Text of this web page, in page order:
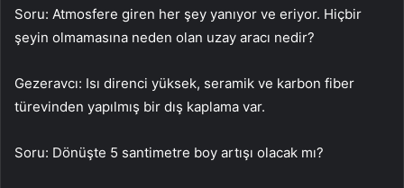
Soru: Atmosfere giren her şey yanıyor ve eriyor. Hiçbir
şeyin olmamasına neden olan uzay aracı nedir?
Gezeravcı: Isı direnci yüksek, seramik ve karbon fiber
türevinden yapılmış bir dış kaplama var.
Soru: Dönüşte 5 santimetre boy artışı olacak mı?